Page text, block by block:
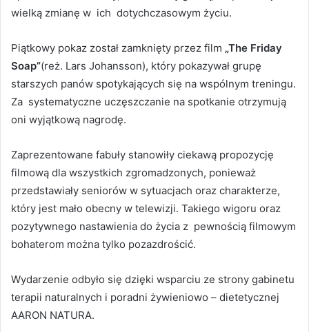
wielką zmianę w ich dotychczasowym życiu.
Piątkowy pokaz został zamknięty przez film „The Friday
Soap”(reż. Lars Johansson), który pokazywał grupę
starszych panów spotykających się na wspólnym treningu.
Za systematyczne uczęszczanie na spotkanie otrzymują
oni wyjątkową nagrodę.
Zaprezentowane fabuły stanowiły ciekawą propozycję
filmową dla wszystkich zgromadzonych, ponieważ
przedstawiały seniorów w sytuacjach oraz charakterze,
który jest mało obecny w telewizji. Takiego wigoru oraz
pozytywnego nastawienia do życia z pewnością filmowym
bohaterom można tylko pozazdrościć.
Wydarzenie odbyło się dzięki wsparciu ze strony gabinetu
terapii naturalnych i poradni żywieniowo – dietetycznej
AARON NATURA.